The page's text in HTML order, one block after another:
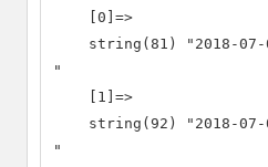
    [0]=>
string(81) "2018-
"
    [1]=>
string(92) "2018-
"